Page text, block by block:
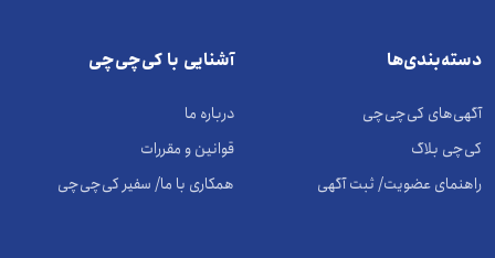
دسته‌بندی‌ها
آگهی‌های کی‌چی‌چی
کی‌چی بلاگ
راهنمای عضویت/ ثبت آگهی
آشنایی با کی‌چی‌چی
درباره ما
قوانین و مقررات
همکاری با ما/ سفیر کی‌چی‌چی